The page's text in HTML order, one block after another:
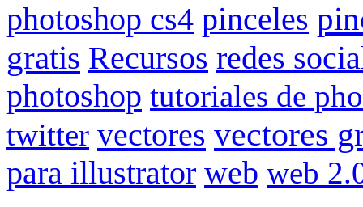
photoshop cs4 pinceles
gratis Recursos redes
photoshop tutoriales de
twitter vectores vectores
para illustrator web web